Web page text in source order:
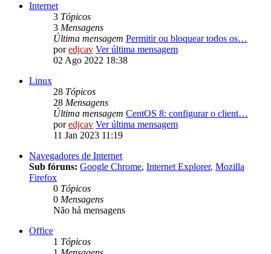
Internet
3 Tópicos
3 Mensagens
Última mensagem Permitir ou bloquear todos os…
poredjcav Ver última mensagem
02 Ago 2022 18:38
Linux
28 Tópicos
28 Mensagens
Última mensagem CentOS 8: configurar o client…
poredjcav Ver última mensagem
11 Jan 2023 11:19
Navegadores de Internet
Sub fóruns: Google Chrome, Internet Explorer, Mozilla
Firefox
0 Tópicos
0 Mensagens
Não há mensagens
Office
1 Tópicos